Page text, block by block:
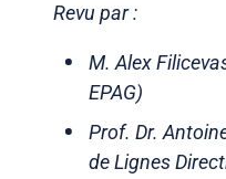
Revu par :
M. Alex
EPAG)
Prof. Dr.
de Lignes